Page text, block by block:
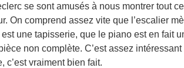
se sont amusés à nous montrer tout
On comprend assez vite que l’escalier
une tapisserie, que le piano est en fait
non complète. C’est assez
c’est vraiment bien fait.